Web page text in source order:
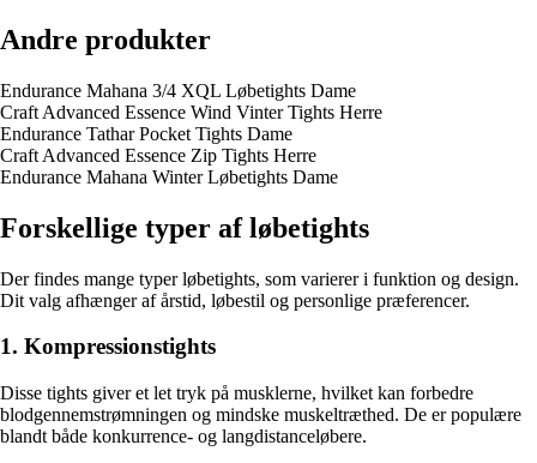
Andre produkter
Endurance Mahana 3/4 XQL Løbetights Dame
Craft Advanced Essence Wind Vinter Tights Herre
Endurance Tathar Pocket Tights Dame
Craft Advanced Essence Zip Tights Herre
Endurance Mahana Winter Løbetights Dame
Forskellige typer af løbetights
Der findes mange typer løbetights, som varierer i funktion og design.
Dit valg afhænger af årstid, løbestil og personlige præferencer.
1. Kompressionstights
Disse tights giver et let tryk på musklerne, hvilket kan forbedre
blodgennemstrømningen og mindske muskeltræthed. De er populære
blandt både konkurrence- og langdistanceløbere.